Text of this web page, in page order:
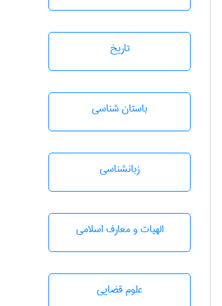
تاريخ
باستان شناسی
زبانشناسی
الهیات و معارف اسلامی
علوم قضایی